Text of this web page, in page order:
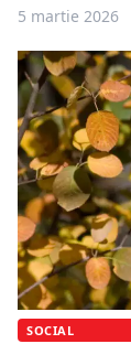
5 martie 2026
SOCIAL